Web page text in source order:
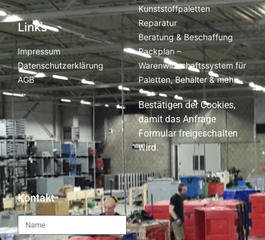
Links
Impressum
Datenschutzerklärung
AGB
Kunststoffpaletten
Reparatur
Beratung & Beschaffung
Packplan –
Warenwirtschaftssystem für
Paletten, Behälter & mehr
Bestätigen der Cookies,
damit das Anfrage
Formular freigeschalten
wird.
Kontakt